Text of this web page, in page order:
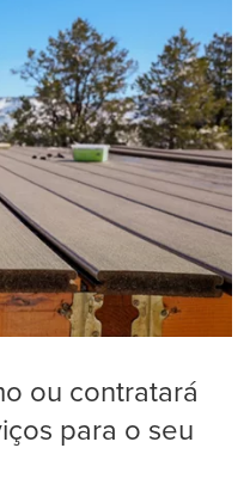
ou contratará
para o seu